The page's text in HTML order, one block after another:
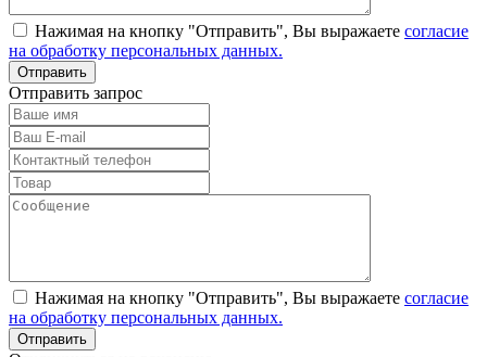
Нажимая на кнопку "Отправить", Вы выражаете согласие
на обработку персональных данных.
Отправить запрос
Нажимая на кнопку "Отправить", Вы выражаете согласие
на обработку персональных данных.